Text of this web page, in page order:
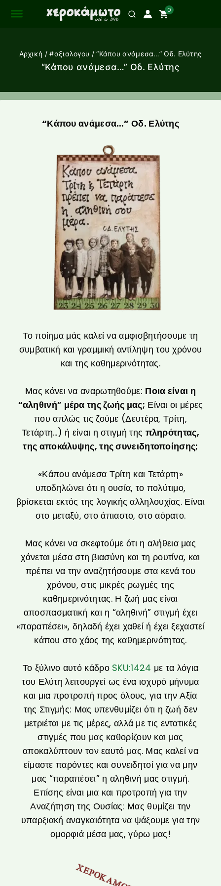
0
Αρχική / #αξιαλογου / “Κάπου ανάμεσα…” Οδ. Ελύτης
“Κάπου ανάμεσα…” Οδ. Ελύτης
“Κάπου ανάμεσα…” Οδ. Ελύτης
Το ποίημα μάς καλεί να αμφισβητήσουμε τη
συμβατική και γραμμική αντίληψη του χρόνου
και της καθημερινότητας.
Μας κάνει να αναρωτηθούμε: Ποια είναι η
“αληθινή” μέρα της ζωής μας; Είναι οι μέρες
που απλώς τις ζούμε (Δευτέρα, Τρίτη,
Τετάρτη…) ή είναι η στιγμή της πληρότητας,
της αποκάλυψης, της συνειδητοποίησης;
«Κάπου ανάμεσα Τρίτη και Τετάρτη»
υποδηλώνει ότι η ουσία, το πολύτιμο,
βρίσκεται εκτός της λογικής αλληλουχίας. Είναι
στο μεταξύ, στο άπιαστο, στο αόρατο.
Μας κάνει να σκεφτούμε ότι η αλήθεια μας
χάνεται μέσα στη βιασύνη και τη ρουτίνα, και
πρέπει να την αναζητήσουμε στα κενά του
χρόνου, στις μικρές ρωγμές της
καθημερινότητας. Η ζωή μας είναι
αποσπασματική και η “αληθινή” στιγμή έχει
«παραπέσει», δηλαδή έχει χαθεί ή έχει ξεχαστεί
κάπου στο χάος της καθημερινότητας.
​Το ξύλινο αυτό κάδρο SKU:1424 με τα λόγια
του Ελύτη λειτουργεί ως ένα ισχυρό μήνυμα
και μια προτροπή προς όλους, για την Αξία
της Στιγμής: Μας υπενθυμίζει ότι η ζωή δεν
μετριέται με τις μέρες, αλλά με τις εντατικές
στιγμές που μας καθορίζουν και μας
αποκαλύπτουν τον εαυτό μας. Μας καλεί να
είμαστε παρόντες και συνειδητοί για να μην
μας “παραπέσει” η αληθινή μας στιγμή.
Επίσης είναι μια και προτροπή για την
Αναζήτηση της Ουσίας: Μας θυμίζει την
υπαρξιακή αναγκαιότητα να ψάξουμε για την
ομορφιά μέσα μας, γύρω μας!